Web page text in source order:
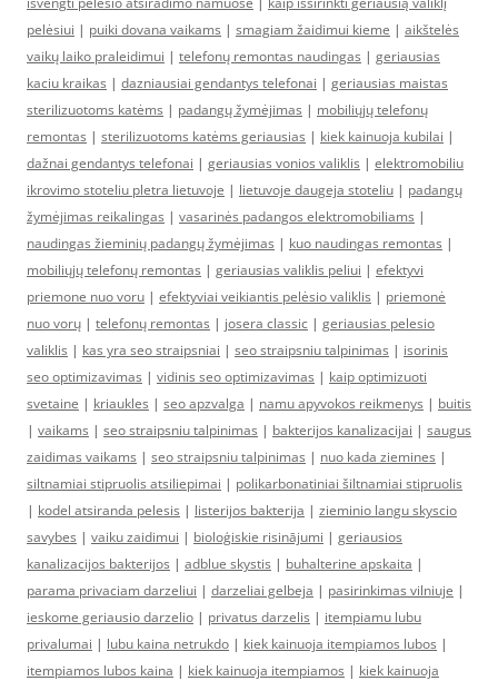
pelėsiui | puiki dovana vaikams | smagiam žaidimui kieme | aikštelės
vaikų laiko praleidimui | telefonų remontas naudingas | geriausias
kaciu kraikas | dazniausiai gendantys telefonai | geriausias maistas
sterilizuotoms katėms | padangų žymėjimas | mobiliųjų telefonų
remontas | sterilizuotoms katėms geriausias | kiek kainuoja kubilai |
dažnai gendantys telefonai | geriausias vonios valiklis | elektromobiliu
ikrovimo stoteliu pletra lietuvoje | lietuvoje daugeja stoteliu | padangų
žymėjimas reikalingas | vasarinės padangos elektromobiliams |
naudingas žieminių padangų žymėjimas | kuo naudingas remontas |
mobiliųjų telefonų remontas | geriausias valiklis peliui | efektyvi
priemone nuo voru | efektyviai veikiantis pelėsio valiklis | priemonė
nuo vorų | telefonų remontas | josera classic | geriausias pelesio
valiklis | kas yra seo straipsniai | seo straipsniu talpinimas | isorinis
seo optimizavimas | vidinis seo optimizavimas | kaip optimizuoti
svetaine | kriaukles | seo apzvalga | namu apyvokos reikmenys | buitis
| vaikams | seo straipsniu talpinimas | bakterijos kanalizacijai | saugus
zaidimas vaikams | seo straipsniu talpinimas | nuo kada ziemines |
siltnamiai stipruolis atsiliepimai | polikarbonatiniai šiltnamiai stipruolis
| kodel atsiranda pelesis | listerijos bakterija | zieminio langu skyscio
savybes | vaiku zaidimui | bioloģiskie risinājumi | geriausios
kanalizacijos bakterijos | adblue skystis | buhalterine apskaita |
parama privaciam darzeliui | darzeliai gelbeja | pasirinkimas vilniuje |
ieskome geriausio darzelio | privatus darzelis | itempiamu lubu
privalumai | lubu kaina netrukdo | kiek kainuoja itempiamos lubos |
itempiamos lubos kaina | kiek kainuoja itempiamos | kiek kainuoja